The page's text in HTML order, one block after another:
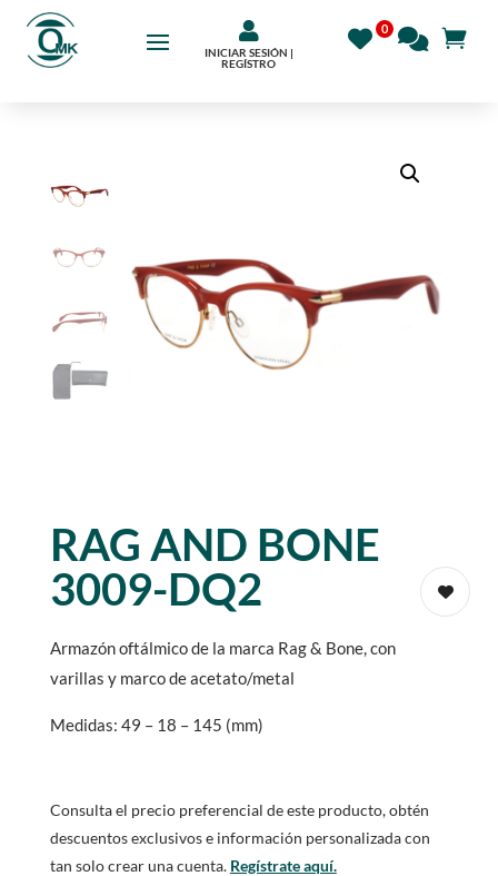

INICIAR SESIÓN |
REGÍSTRO
RAG AND BONE
3009-DQ2
Armazón oftálmico de la marca Rag & Bone, con
varillas y marco de acetato/metal
Medidas: 49 – 18 – 145 (mm)
Consulta el precio preferencial de este producto, obtén
descuentos exclusivos e información personalizada con
tan solo crear una cuenta. Regístrate aquí.